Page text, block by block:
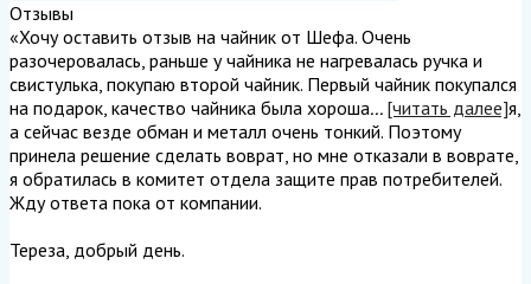
Отзывы
«Хочу оставить отзыв на чайник от Шефа. Очень
разочеровалась, раньше у чайника не нагревалась ручка и
свистулька, покупаю второй чайник. Первый чайник покупался
на подарок, качество чайника была хороша... [читать далее]я,
а сейчас везде обман и металл очень тонкий. Поэтому
принела решение сделать воврат, но мне отказали в воврате,
я обратилась в комитет отдела защите прав потребителей.
Жду ответа пока от компании.
Тереза, добрый день.